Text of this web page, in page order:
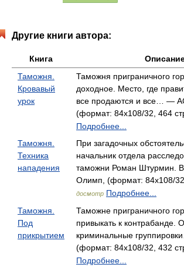
Другие книги автора:
Книга
Таможня.
Кровавый
урок
Таможня приграничного
доходное. Место, где
все продаются и все… —
(формат: 84x108/32, 464
Подробнее...
Таможня.
Техника
нападения
При загадочных
начальник отдела
таможни Роман Штурмин.
Олимп, (формат: 84x108/
досмотр Подробнее...
Таможня.
Под
прикрытием
Таможне приграничного
привыкать к контрабанде.
криминальные
(формат: 84x108/32, 432
Подробнее...